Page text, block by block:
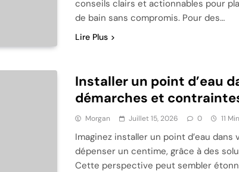
conseils clairs et actionnables pour
de bain sans compromis. Pour des…
Lire Plus
Installer un point d’eau
démarches et
Morgan Juillet 15, 2026 0 11
Imaginez installer un point d’eau dans
dépenser un centime, grâce à des
Cette perspective peut sembler